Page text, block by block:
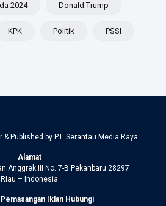
2024 Donald Trump
KPK Politik PSSI
Published by PT. Serantau Media Raya
Alamat
Anggrek III No. 7-B Pekanbaru 28297
Riau – Indonesia
Iklan Hubungi